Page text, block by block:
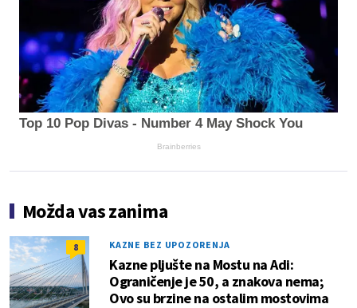
Top 10 Pop Divas - Number 4 May Shock You
Brainberries
Možda vas zanima
8 KAZNE BEZ UPOZORENJA
Kazne pljušte na Mostu na Adi:
Ograničenje je 50, a znakova nema;
Ovo su brzine na ostalim mostovima